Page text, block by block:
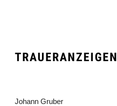
TRAUERANZEIGEN
Johann Gruber